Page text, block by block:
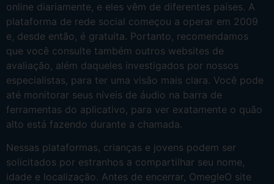
online diariamente, e eles vêm de diferentes países. A
plataforma de rede social começou a operar em 2009
e, desde então, é gratuita. Portanto, recomendamos
que você consulte também outros websites de
avaliação, além daqueles investigados por nossos
especialistas, para ter uma visão mais clara. Você pode
até monitorar seus níveis de áudio na barra de
ferramentas do aplicativo, para ver exatamente o quão
alto está fazendo durante a chamada.
Nessas plataformas, crianças e jovens podem ser
solicitados por estranhos a compartilhar seu nome,
idade e localização. Antes de encerrar, OmegleO site